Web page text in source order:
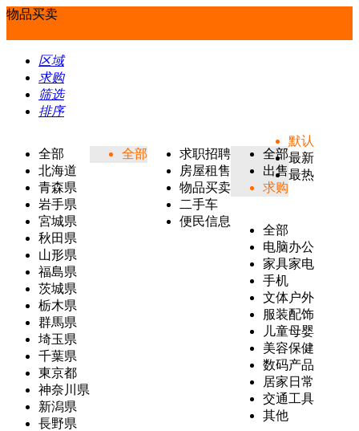
物品买卖
区域
求购
筛选
排序
全部
北海道
青森県
岩手県
宮城県
秋田県
山形県
福島県
茨城県
栃木県
群馬県
埼玉県
千葉県
東京都
神奈川県
新潟県
長野県
全部
求职招聘
房屋租售
物品买卖
二手车
便民信息
全部
出售
求购
全部
电脑办公
家具家电
手机
文体户外
服装配饰
儿童母婴
美容保健
数码产品
居家日常
交通工具
其他
默认
最新
最热